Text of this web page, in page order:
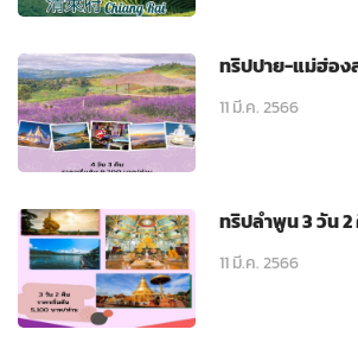
ทริปปาย-แม่ฮ่อง
11 มี.ค. 2566
ทริปลำพูน 3 วัน 2
11 มี.ค. 2566